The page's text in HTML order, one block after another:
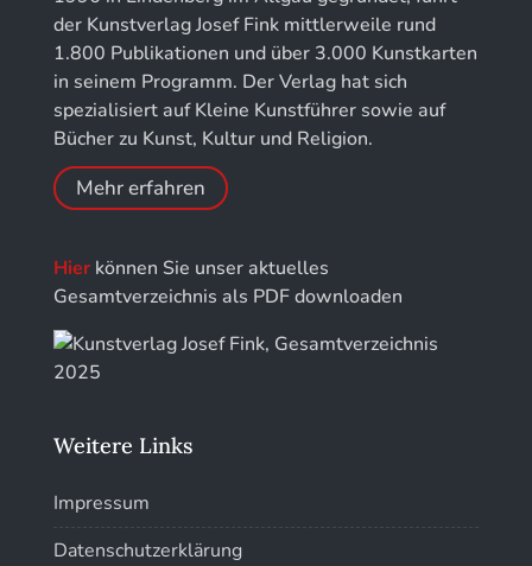
für Chronometrie
Jahrbuch der Stiftung Thüringer Schlösser und
Gärten
der Kunstverlag Josef Fink mittlerweile rund
1.800 Publikationen und über 3.000 Kunstkarten
in seinem Programm. Der Verlag hat sich
spezialisiert auf Kleine Kunstführer sowie auf
Bücher zu Kunst, Kultur und Religion.
Mehr erfahren
Hierkönnen Sie unser aktuelles
Gesamtverzeichnis als PDF downloaden
Weitere Links
Impressum
Datenschutzerklärung